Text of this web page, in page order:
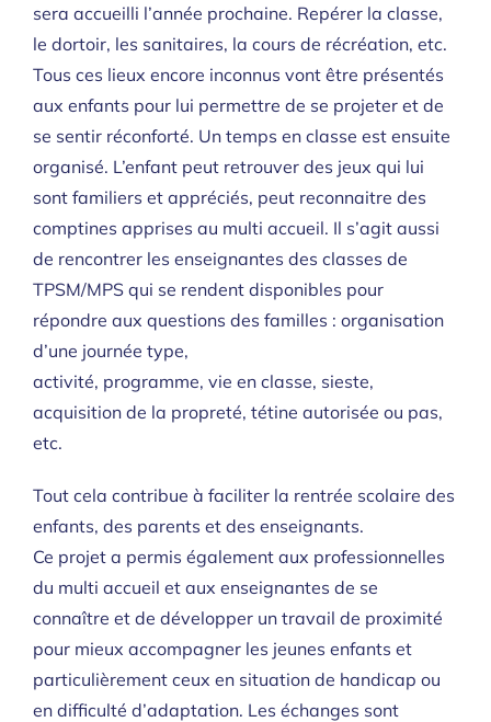
sera accueilli l’année prochaine. Repérer la classe,
le dortoir, les sanitaires, la cours de récréation, etc.
Tous ces lieux encore inconnus vont être présentés
aux enfants pour lui permettre de se projeter et de
se sentir réconforté. Un temps en classe est ensuite
organisé. L’enfant peut retrouver des jeux qui lui
sont familiers et appréciés, peut reconnaitre des
comptines apprises au multi accueil. Il s’agit aussi
de rencontrer les enseignantes des classes de
TPSM/MPS qui se rendent disponibles pour
répondre aux questions des familles : organisation
d’une journée type,
activité, programme, vie en classe, sieste,
acquisition de la propreté, tétine autorisée ou pas,
etc.
Tout cela contribue à faciliter la rentrée scolaire des
enfants, des parents et des enseignants.
Ce projet a permis également aux professionnelles
du multi accueil et aux enseignantes de se
connaître et de développer un travail de proximité
pour mieux accompagner les jeunes enfants et
particulièrement ceux en situation de handicap ou
en difficulté d’adaptation. Les échanges sont